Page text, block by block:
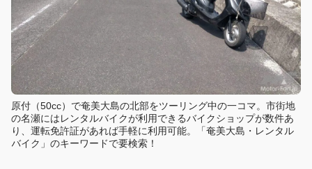
原付（50cc）で奄美大島の北部をツーリング中の一コマ。市街地
の名瀬にはレンタルバイクが利用できるバイクショップが数件あ
り、運転免許証があれば手軽に利用可能。「奄美大島・レンタル
バイク」のキーワードで要検索！